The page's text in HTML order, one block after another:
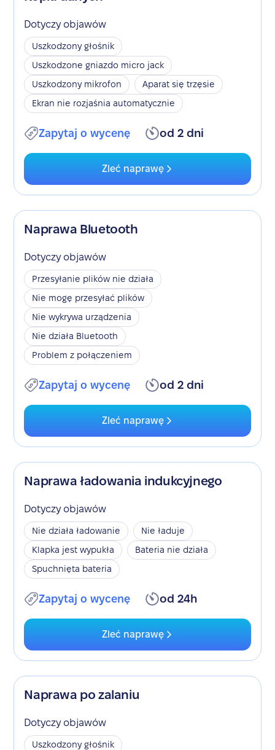
Dotyczy objawów
Uszkodzony głośnik
Uszkodzone gniazdo micro jack
Uszkodzony mikrofon
Aparat się trzęsie
Ekran nie rozjaśnia automatycznie
Zapytaj o wycenę od 2 dni
Zleć naprawę
Naprawa Bluetooth
Dotyczy objawów
Przesyłanie plików nie działa
Nie mogę przesyłać plików
Nie wykrywa urządzenia
Nie działa Bluetooth
Problem z połączeniem
Zapytaj o wycenę od 2 dni
Zleć naprawę
Naprawa ładowania indukcyjnego
Dotyczy objawów
Nie działa ładowanie
Nie ładuje
Klapka jest wypukła
Bateria nie działa
Spuchnięta bateria
Zapytaj o wycenę od 24h
Zleć naprawę
Naprawa po zalaniu
Dotyczy objawów
Uszkodzony głośnik